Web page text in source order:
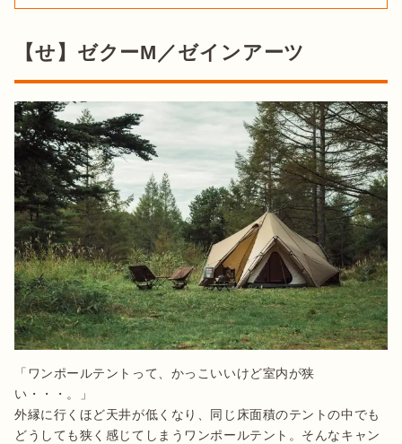
【せ】ゼクーM／ゼインアーツ
「ワンポールテントって、かっこいいけど室内が狭
い・・・。」
外縁に行くほど天井が低くなり、同じ床面積のテントの中でも
どうしても狭く感じてしまうワンポールテント。そんなキャン